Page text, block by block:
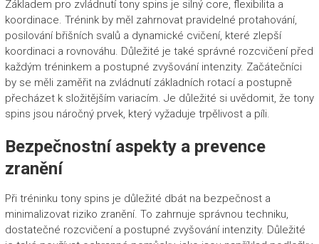
Základem pro zvládnutí tony spins je silný core, flexibilita a
koordinace. Trénink by měl zahrnovat pravidelné protahování,
posilování břišních svalů a dynamické cvičení, které zlepší
koordinaci a rovnováhu. Důležité je také správné rozcvičení před
každým tréninkem a postupné zvyšování intenzity. Začátečníci
by se měli zaměřit na zvládnutí základních rotací a postupně
přecházet k složitějším variacím. Je důležité si uvědomit, že tony
spins jsou náročný prvek, který vyžaduje trpělivost a píli.
Bezpečnostní aspekty a prevence
zranění
Při tréninku tony spins je důležité dbát na bezpečnost a
minimalizovat riziko zranění. To zahrnuje správnou techniku,
dostatečné rozcvičení a postupné zvyšování intenzity. Důležité